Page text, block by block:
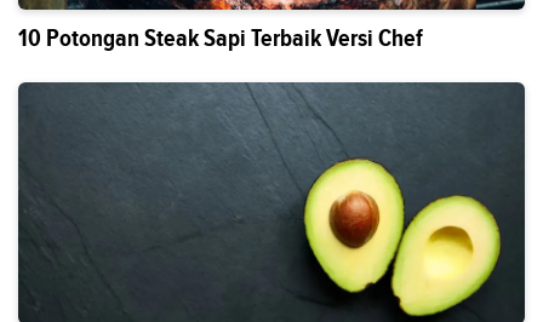
10 Potongan Steak Sapi Terbaik Versi Chef